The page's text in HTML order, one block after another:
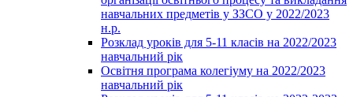
навчальних предметів у ЗЗСО у 2022/2023
н.р.
Розклад уроків для 5-11 класів на 2022/2023
навчальний рік
Освітня програма колегіуму на 2022/2023
навчальний рік